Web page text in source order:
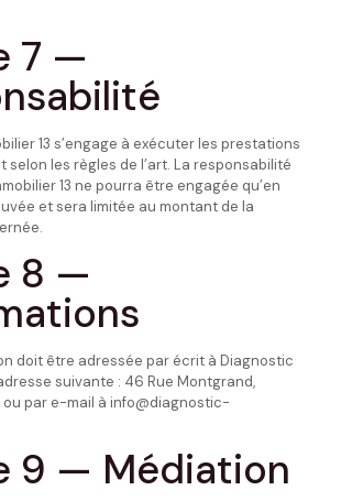
7 —
13 s’engage à exécuter les prestations
selon les règles de l’art. La responsabilité
13 ne pourra être engagée qu’en
et sera limitée au montant de la
8 —
doit être adressée par écrit à Diagnostic
suivante : 46 Rue Montgrand,
ou par e-mail à info@diagnostic-
9 — Médiation